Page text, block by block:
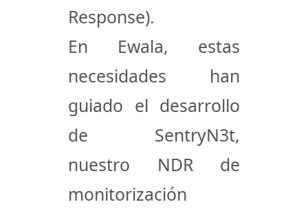
Response).
En Ewala, estas
necesidades han
guiado el desarrollo
de SentryN3t,
nuestro NDR de
monitorización